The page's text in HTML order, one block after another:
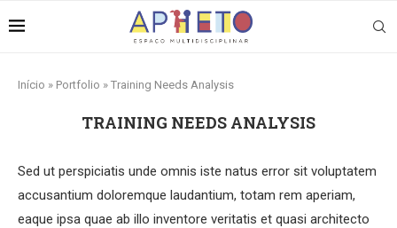
Início » Portfolio » Training Needs Analysis
TRAINING NEEDS ANALYSIS
Sed ut perspiciatis unde omnis iste natus error sit voluptatem
accusantium doloremque laudantium, totam rem aperiam,
eaque ipsa quae ab illo inventore veritatis et quasi architecto